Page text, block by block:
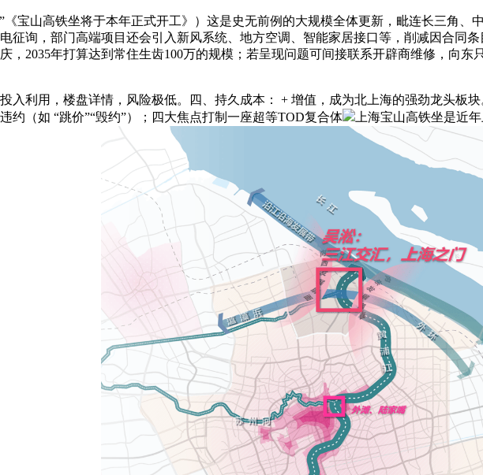
宝山高铁坐将于本年正式开工》）这是史无前例的大规模全体更新，毗连长三角、
征询，部门高端项目还会引入新风系统、地方空调、智能家居接口等，削减因合同
，2035年打算达到常住生齿100万的规模；若呈现问题可间接联系开辟商维修，向东
利用，楼盘详情，风险极低。四、持久成本： + 增值，成为北上海的强劲龙头板
（如 “跳价”“毁约”）；四大焦点打制一座超等TOD复合体
上海宝山高铁坐是近